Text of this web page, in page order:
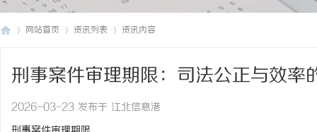
网站首页 资讯列表 资讯内容
刑事案件审理期限：司法公正与效率
2026-03-23 发布于 江北信息港